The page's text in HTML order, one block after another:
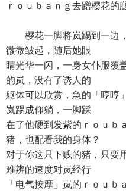
ｒｏｕｂａｎｇ去蹭樱花的
樱花一脚将岚踢到一边，
微微皱起，随后她眼
睛光华一闪，一身女仆服覆
的岚，没有了诱人的
躯体可以欣赏，急的「哼哼
岚踢成仰躺，一脚踩
在了他硬到发紫的ｒｏｕｂ
猪，也配看我的身体？
对于你这只下贱的猪，只要
难辨的速度对岚经行
「电气按摩」岚的ｒｏｕｂ